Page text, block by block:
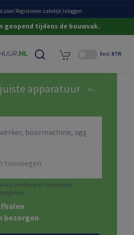
Registreren zakelijk Inloggen
geopend tijdens de bouwvak.
Excl. BTW
apparatuur
bezorgen